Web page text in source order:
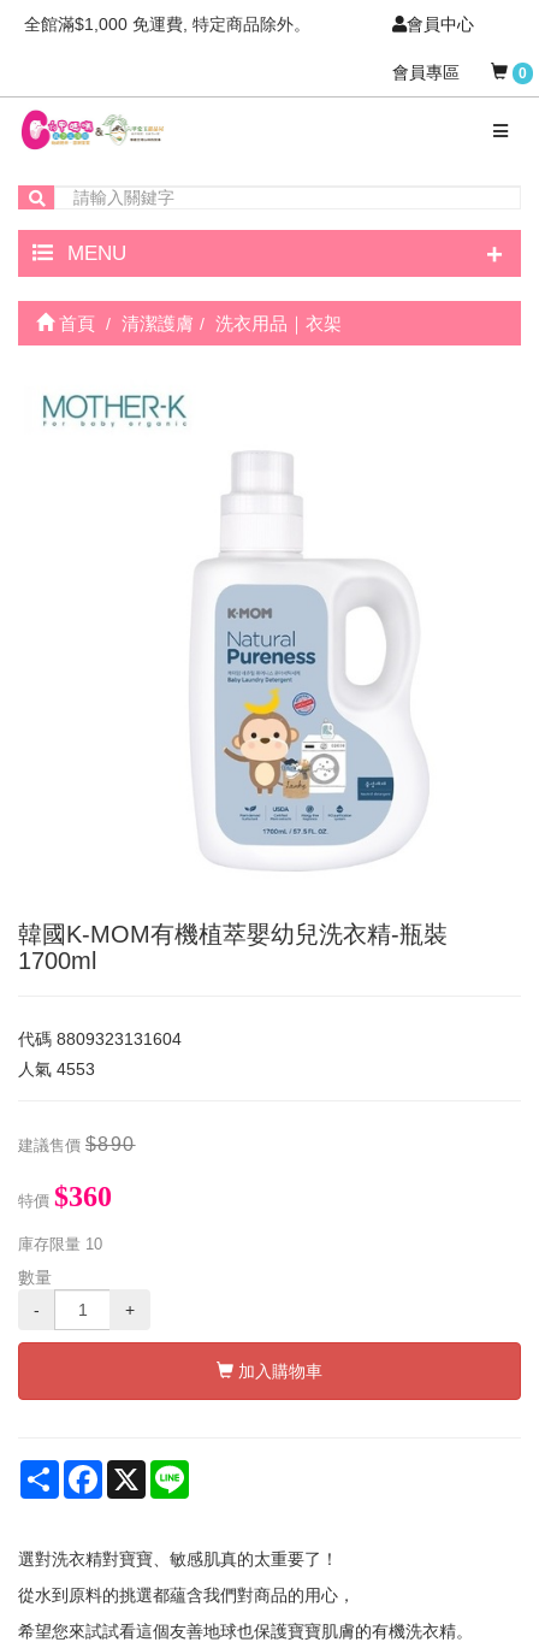
全館滿$1,000 免運費, 特定商品除外。 會員中心
會員專區 0
MENU +
首頁 清潔護膚 洗衣用品｜衣架
韓國K-MOM有機植萃嬰幼兒洗衣精-瓶裝
1700ml
代碼 8809323131604
人氣 4553
建議售價 $890
特價 $360
庫存限量 10
數量
-
+
加入購物車
Share Facebook
X
選對洗衣精對寶寶、敏感肌真的太重要了！
從水到原料的挑選都蘊含我們對商品的用心，
希望您來試試看這個友善地球也保護寶寶肌膚的有機洗衣精。